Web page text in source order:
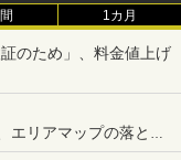
1カ月
のため」、料金値上げ
エリアマップの落とし